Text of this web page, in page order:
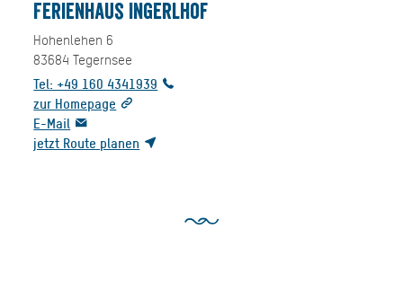
Ferienhaus Ingerlhof
Hohenlehen 6
83684 Tegernsee
Tel: +49 160 4341939
zur Homepage
E-Mail
jetzt Route planen